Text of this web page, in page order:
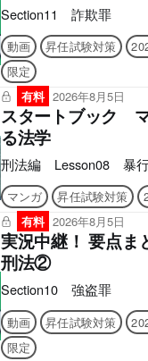
Section11 詐欺罪
動画 昇任試験対策
限定
有料 2026年8月5日
スタートブック
る法学
刑法編 Lesson08 暴
マンガ 昇任試験対策
有料 2026年8月5日
実況中継！ 要点ま
刑法②
Section10 強盗罪
動画 昇任試験対策
限定